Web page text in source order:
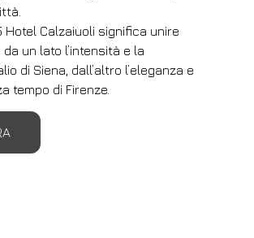
Hotel Calzaiuoli significa unire
un lato l’intensità e la
di Siena, dall’altro l’eleganza e
tempo di Firenze.